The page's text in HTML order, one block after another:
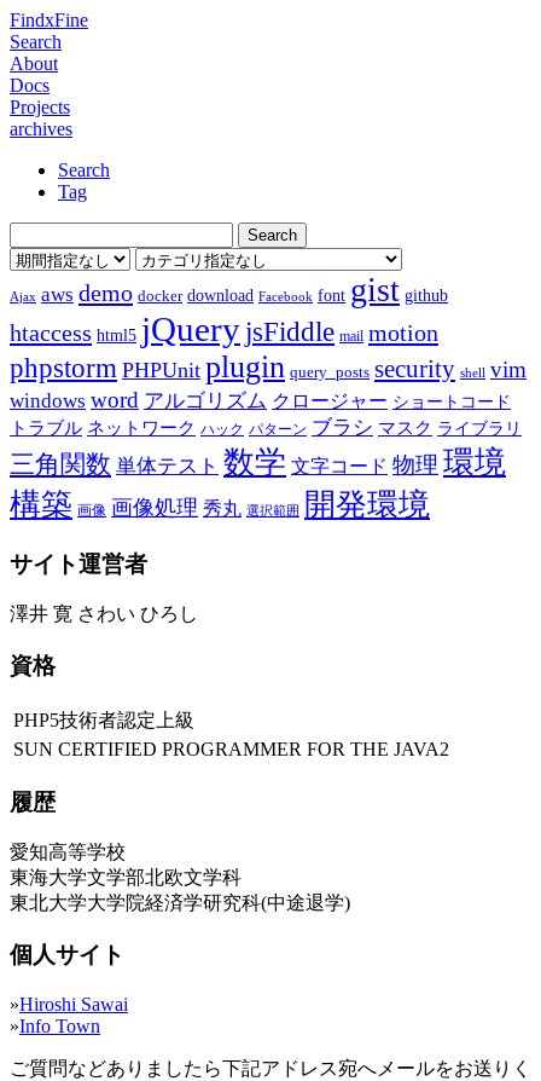
FindxFine
Search
About
Docs
Projects
archives
Search
Tag
Ajax aws demo docker download Facebook font gist github
htaccess html5 jQuery jsFiddle mail motion
phpstorm PHPUnit plugin query_posts security shell vim
windows word アルゴリズム クロージャー ショートコード
トラブル ネットワーク ハック パターン ブラシ マスク ライブラリ
三角関数 単体テスト 数学 文字コード 物理 環境
構築 画像 画像処理 秀丸 選択範囲 開発環境
サイト運営者
澤井 寛 さわい ひろし
資格
PHP5技術者認定上級
SUN CERTIFIED PROGRAMMER FOR THE JAVA2
履歴
愛知高等学校
東海大学文学部北欧文学科
東北大学大学院経済学研究科(中途退学)
個人サイト
»Hiroshi Sawai
»Info Town
ご質問などありましたら下記アドレス宛へメールをお送りく